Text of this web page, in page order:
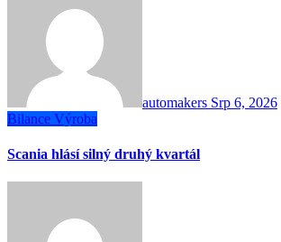
automakers Srp 6, 2026
Bilance Výroba
Scania hlásí silný druhý kvartál